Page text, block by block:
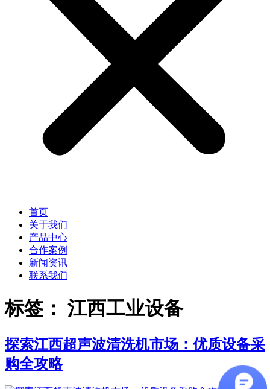
首页
关于我们
产品中心
合作案例
新闻资讯
联系我们
标签： 江西工业设备
探索江西超声波清洗机市场：优质设备采
购全攻略